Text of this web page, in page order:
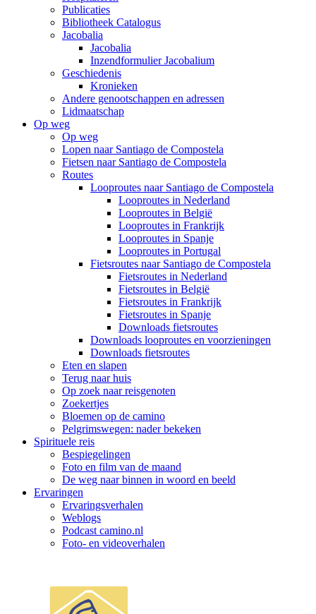
Publicaties
Bibliotheek Catalogus
Jacobalia
Jacobalia
Inzendformulier Jacobalium
Geschiedenis
Kronieken
Andere genootschappen en adressen
Lidmaatschap
Op weg
Op weg
Lopen naar Santiago de Compostela
Fietsen naar Santiago de Compostela
Routes
Looproutes naar Santiago de Compostela
Looproutes in Nederland
Looproutes in België
Looproutes in Frankrijk
Looproutes in Spanje
Looproutes in Portugal
Fietsroutes naar Santiago de Compostela
Fietsroutes in Nederland
Fietsroutes in België
Fietsroutes in Frankrijk
Fietsroutes in Spanje
Downloads fietsroutes
Downloads looproutes en voorzieningen
Downloads fietsroutes
Eten en slapen
Terug naar huis
Op zoek naar reisgenoten
Zoekertjes
Bloemen op de camino
Pelgrimswegen: nader bekeken
Spirituele reis
Bespiegelingen
Foto en film van de maand
De weg naar binnen in woord en beeld
Ervaringen
Ervaringsverhalen
Weblogs
Podcast camino.nl
Foto- en videoverhalen